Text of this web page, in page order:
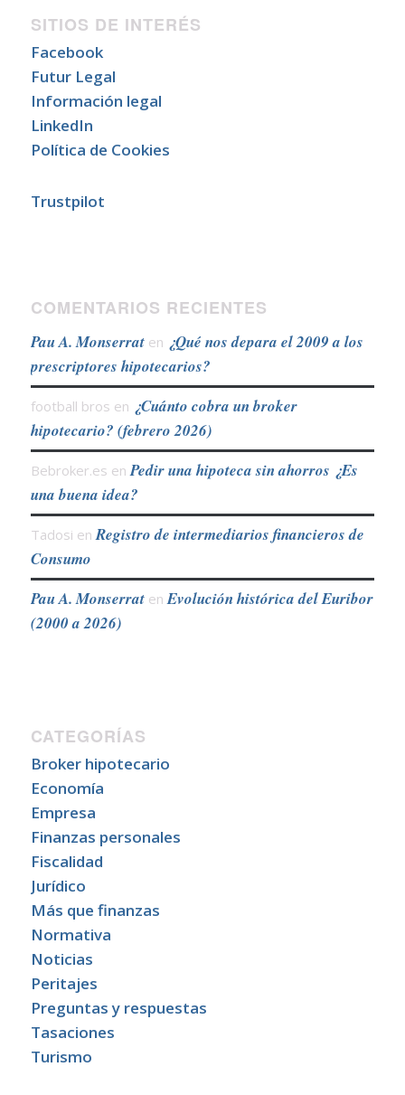
SITIOS DE INTERÉS
Facebook
Futur Legal
Información legal
LinkedIn
Política de Cookies
Trustpilot
COMENTARIOS RECIENTES
Pau A. Monserraten ¿Qué nos depara el 2009 a los
prescriptores hipotecarios?
football bros en ¿Cuánto cobra un broker
hipotecario? (febrero 2026)
Bebroker.es en Pedir una hipoteca sin ahorros ¿Es
una buena idea?
Tadosi en Registro de intermediarios financieros de
Consumo
Pau A. Monserraten Evolución histórica del Euribor
(2000 a 2026)
CATEGORÍAS
Broker hipotecario
Economía
Empresa
Finanzas personales
Fiscalidad
Jurídico
Más que finanzas
Normativa
Noticias
Peritajes
Preguntas y respuestas
Tasaciones
Turismo